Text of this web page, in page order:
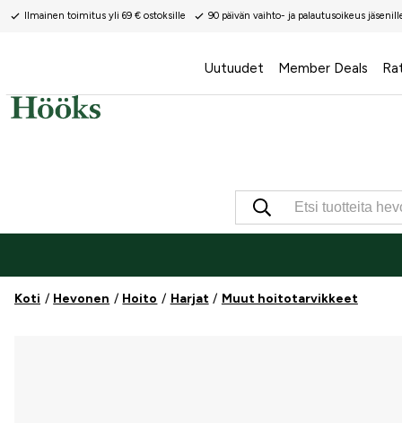
Ilmainen toimitus yli 69 € ostoksille 90 päivän vaihto- ja palautusoikeus
Uutuudet Member Deals
Koti Hevonen Hoito Harjat Muut hoitotarvikkeet